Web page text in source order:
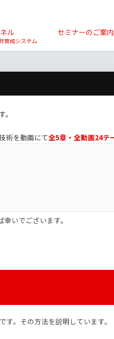
ル
育成システム
セミナーのご案内
術を動画にて全5章・全動画24テ
いでございます。
。その方法を説明しています。